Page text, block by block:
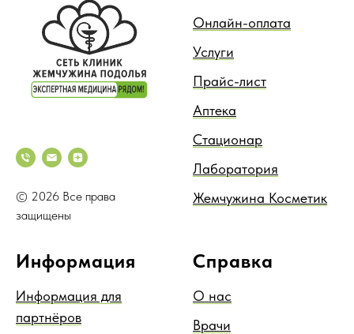
© 2026 Все права
защищены
Онлайн-оплата
Услуги
Прайс-лист
Аптека
Стационар
Лаборатория
Жемчужина Косметик
Информация
Информация для
партнёров
Справка
О нас
Врачи